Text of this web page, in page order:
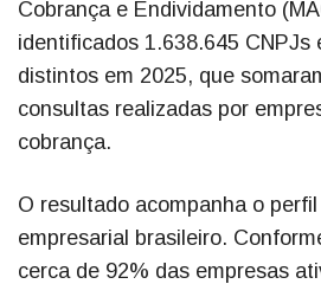
Cobrança e Endividamento
identificados 1.638.645 CNPJs
distintos em 2025, que
consultas realizadas por
cobrança.
O resultado acompanha o
empresarial brasileiro.
cerca de 92% das empresas